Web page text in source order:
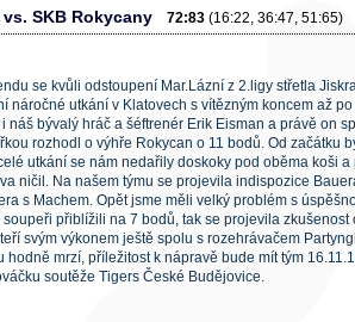
vs. SKB Rokycany 72:83 (16:22, 36:47, 51:65)
se kvůli odstoupení Mar.Lázní z 2.ligy střetla
náročné utkání v Klatovech s vítězným koncem až
náš bývalý hráč a šéftrenér Erik Eisman a právě on
rozhodl o výhře Rokycan o 11 bodů. Od začátku
utkání se nám nedařily doskoky pod oběma koši
ničil. Na našem týmu se projevila indispozice
s Machem. Opět jsme měli velký problém s
soupeři přiblížili na 7 bodů, tak se projevila
svým výkonem ještě spolu s rozehrávačem
hodně mrzí, příležitost k nápravě bude mít tým
soutěže Tigers České Budějovice.